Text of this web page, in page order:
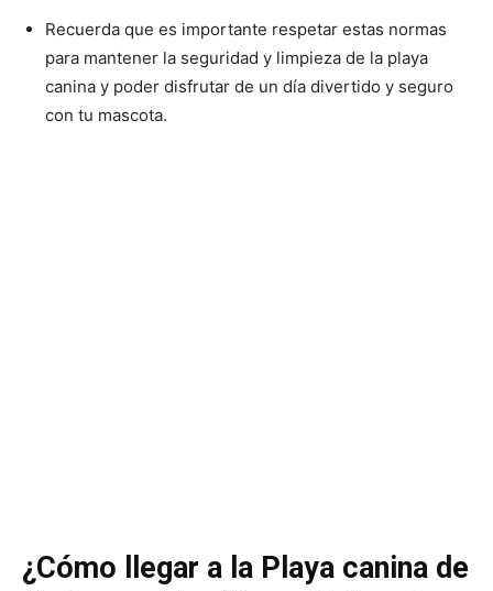
Recuerda que es importante respetar estas normas
para mantener la seguridad y limpieza de la playa
canina y poder disfrutar de un día divertido y seguro
con tu mascota.
¿Cómo llegar a la Playa canina de